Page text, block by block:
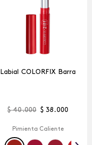
Labial COLORFIX Barra
$ 40.000 $ 38 .000
Pimienta Caliente